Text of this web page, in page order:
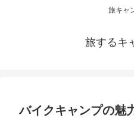
旅キャ
旅するキ
バイクキャンプの魅